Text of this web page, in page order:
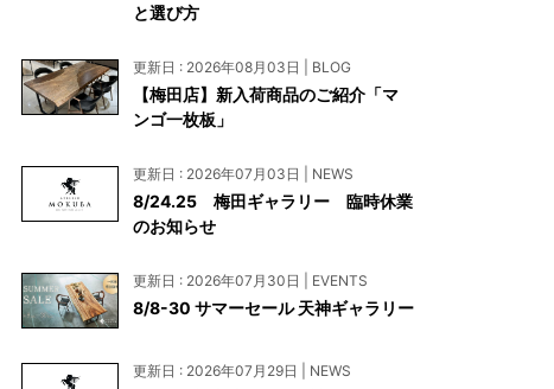
リア）
ス）
お問い合わせ
資料請求
工務店様・設計会社様向けお問い合わせ
一枚板買い取りに関して
と選び方
更新日 : 2026年08月03日 | BLOG
【梅田店】新入荷商品のご紹介「マ
ンゴ一枚板」
更新日 : 2026年07月03日 | NEWS
8/24.25 梅田ギャラリー 臨時休業
のお知らせ
更新日 : 2026年07月30日 | EVENTS
8/8-30 サマーセール 天神ギャラリー
更新日 : 2026年07月29日 | NEWS